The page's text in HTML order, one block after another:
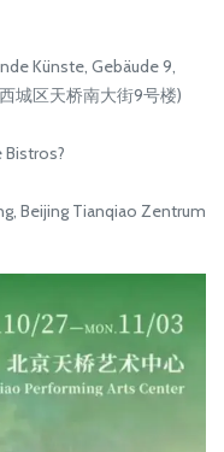
Künste, Gebäude 9,
城区天桥南大街9号楼)
Beijing Tianqiao Zentrum